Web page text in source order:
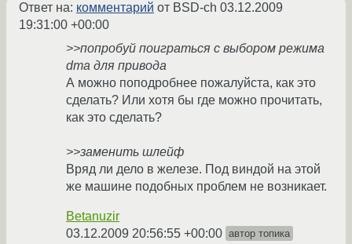
Ответ на: комментарий от BSD-ch 03.12.2009
19:31:00 +00:00
>>попробуй поиграться с выбором режима
dma для привода
А можно поподробнее пожалуйста, как это
сделать? Или хотя бы где можно прочитать,
как это сделать?
>>заменить шлейф
Вряд ли дело в железе. Под виндой на этой
же машине подобных проблем не возникает.
Betanuzir
03.12.2009 20:56:55 +00:00 автор топика